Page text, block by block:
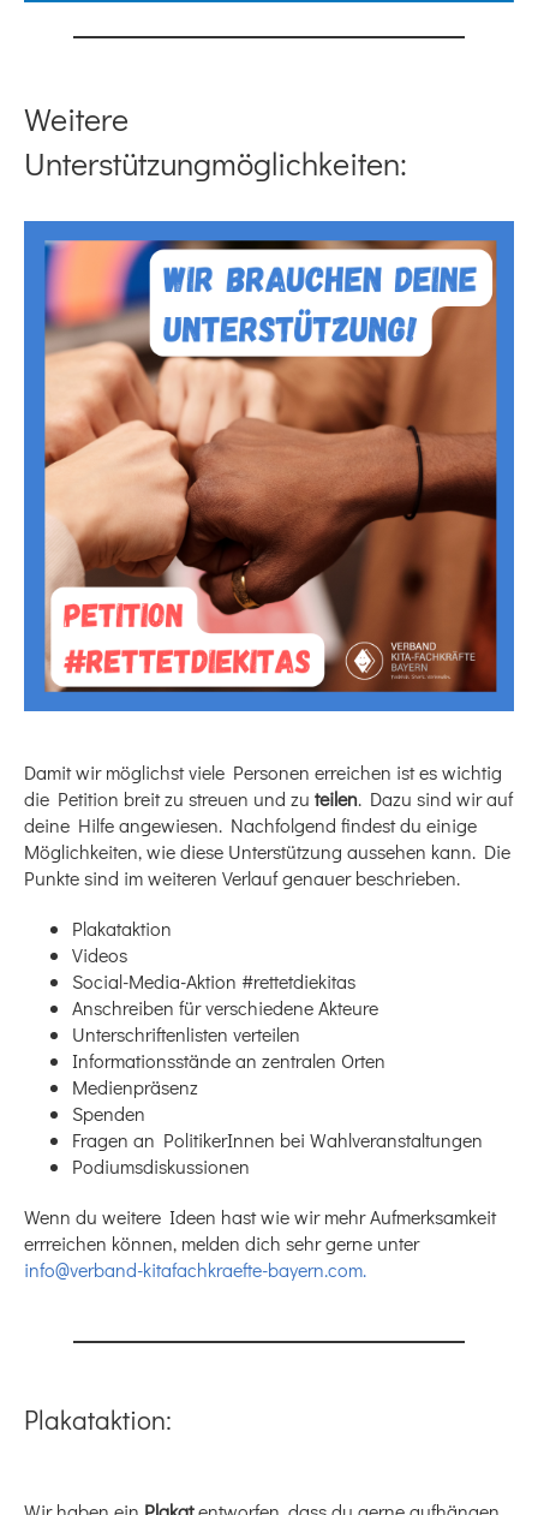
Weitere
Unterstützungmöglichkeiten:
Damit wir möglichst viele Personen erreichen ist es wichtig
die Petition breit zu streuen und zu teilen. Dazu sind wir auf
deine Hilfe angewiesen. Nachfolgend findest du einige
Möglichkeiten, wie diese Unterstützung aussehen kann. Die
Punkte sind im weiteren Verlauf genauer beschrieben.
Plakataktion
Videos
Social-Media-Aktion #rettetdiekitas
Anschreiben für verschiedene Akteure
Unterschriftenlisten verteilen
Informationsstände an zentralen Orten
Medienpräsenz
Spenden
Fragen an PolitikerInnen bei Wahlveranstaltungen
Podiumsdiskussionen
Wenn du weitere Ideen hast wie wir mehr Aufmerksamkeit
errreichen können, melden dich sehr gerne unter
info@verband-kitafachkraefte-bayern.com.
Plakataktion: